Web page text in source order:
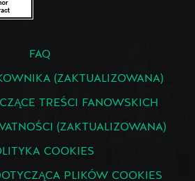
FAQ
(ZAKTUALIZOWANA)
TREŚCI FANOWSKICH
(ZAKTUALIZOWANA)
COOKIES
PLIKÓW COOKIES